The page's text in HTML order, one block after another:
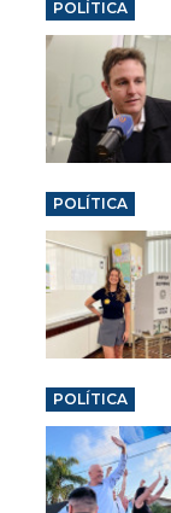
POLÍTICA
POLÍTICA
POLÍTICA